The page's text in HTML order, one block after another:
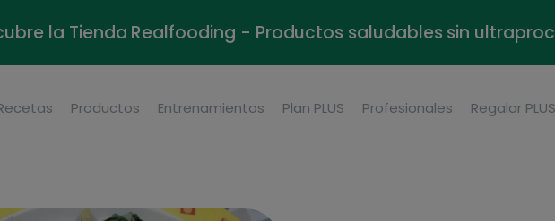
la Tienda Realfooding - Productos saludables sin
Productos Entrenamientos Plan PLUS Profesionales Regalar PLUS